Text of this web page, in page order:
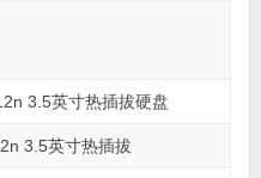
3.5英寸热插拔硬盘
3.5英寸热插拔